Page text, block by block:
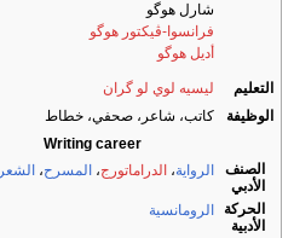
شارل هوگو
فرانسوا-ڤيكتور هوگو
أديل هوگو
التعليم
ليسيه لوي لو گران
الوظيفة
كاتب، شاعر، صحفي، خطاط
Writing career
الصنف
الأدبي
الرواية، الدراماتورج، المسرح، الشعر
الحركة
الأدبية
الرومانسية